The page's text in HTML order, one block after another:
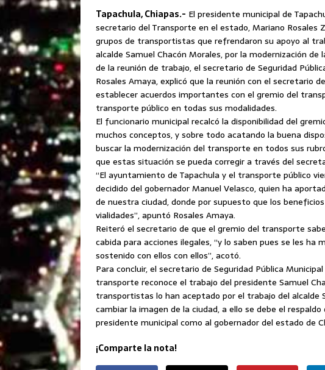
Tapachula, Chiapas.- El presidente municipal de
secretario del Transporte en el estado, Mariano Rosales
grupos de transportistas que refrendaron su apoyo al
alcalde Samuel Chacón Morales, por la modernización de
de la reunión de trabajo, el secretario de Seguridad
Rosales Amaya, explicó que la reunión con el secretario
establecer acuerdos importantes con el gremio del
transporte público en todas sus modalidades.
El funcionario municipal recalcó la disponibilidad del
muchos conceptos, y sobre todo acatando la buena
buscar la modernización del transporte en todos sus
que estas situación se pueda corregir a través del
“El ayuntamiento de Tapachula y el transporte público
decidido del gobernador Manuel Velasco, quien ha
de nuestra ciudad, donde por supuesto que los
vialidades”, apuntó Rosales Amaya.
Reiteró el secretario de que el gremio del transporte
cabida para acciones ilegales, “y lo saben pues se les
sostenido con ellos con ellos”, acotó.
Para concluir, el secretario de Seguridad Pública
transporte reconoce el trabajo del presidente Samuel
transportistas lo han aceptado por el trabajo del alcalde
cambiar la imagen de la ciudad, a ello se debe el
presidente municipal como al gobernador del estado de
¡Comparte la nota!